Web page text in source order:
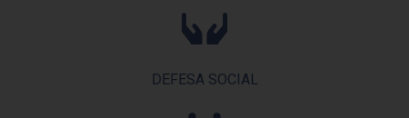
DEFESA SOCIAL